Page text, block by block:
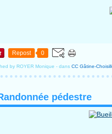
Repost 0
by ROYER Monique -dans CC Gâtine-
pédestre